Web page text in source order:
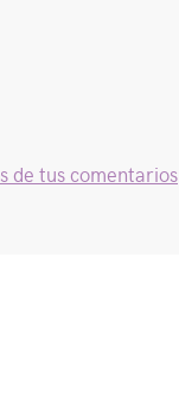
de tus comentarios